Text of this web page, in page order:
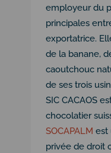
employeur du
principales
exportatrice.
de la banane,
caoutchouc
de ses trois
SIC CACAOS
chocolatier
SOCAPALM est
privée de droit